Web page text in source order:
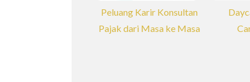
Peluang Karir Konsultan
Pajak dari Masa ke Masa